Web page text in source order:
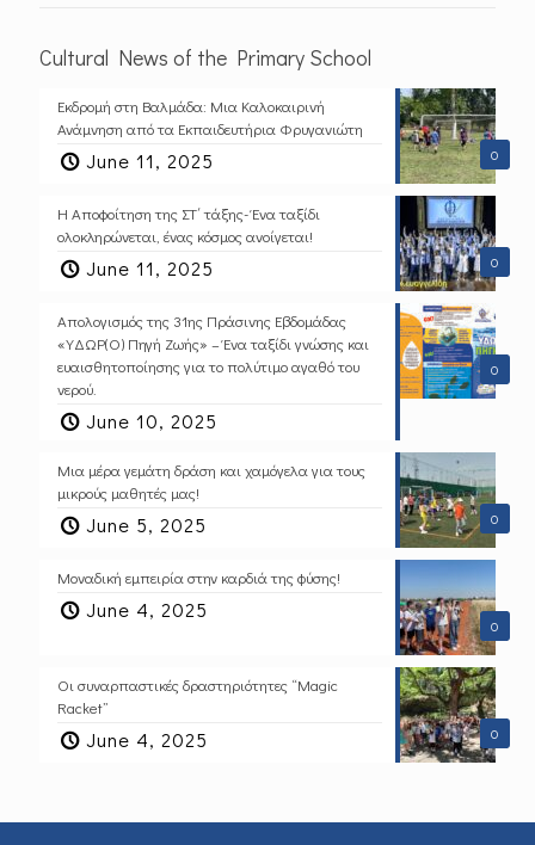
Cultural News of the Primary School
0
Εκδρομή στη Βαλμάδα: Μια Καλοκαιρινή
Ανάμνηση από τα Εκπαιδευτήρια Φρυγανιώτη
June 11, 2025
0
Η Αποφοίτηση της ΣΤ΄ τάξης- Ένα ταξίδι
ολοκληρώνεται, ένας κόσμος ανοίγεται!
June 11, 2025
0
Απολογισμός της 31ης Πράσινης Εβδομάδας
«ΥΔΩΡ(Ο) Πηγή Ζωής» – Ένα ταξίδι γνώσης και
ευαισθητοποίησης για το πολύτιμο αγαθό του
νερού.
June 10, 2025
0
Μια μέρα γεμάτη δράση και χαμόγελα για τους
μικρούς μαθητές μας!
June 5, 2025
0
Μοναδική εμπειρία στην καρδιά της φύσης!
June 4, 2025
0
Οι συναρπαστικές δραστηριότητες “Magic
Racket”
June 4, 2025